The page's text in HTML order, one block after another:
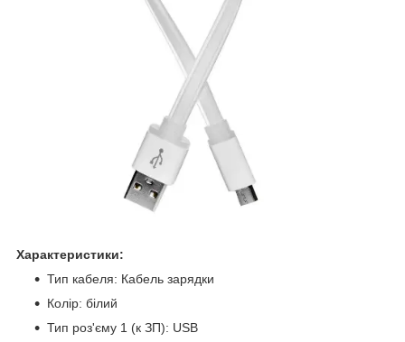
Характеристики:
Тип кабеля: Кабель зарядки
Колір: білий
Тип роз'єму 1 (к ЗП): USB